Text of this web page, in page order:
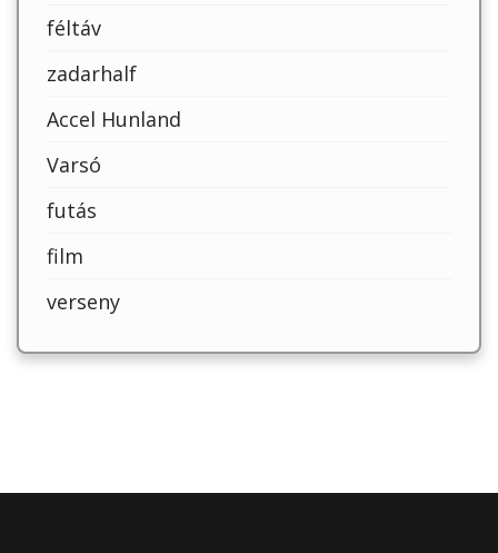
féltáv
zadarhalf
Accel Hunland
Varsó
futás
film
verseny